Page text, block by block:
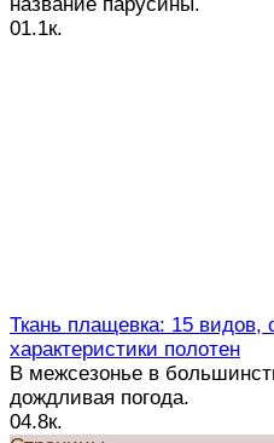
01.1к.
Ткань плащевка: 15 видов,
характеристики полотен
В межсезонье в
дождливая погода.
04.8к.